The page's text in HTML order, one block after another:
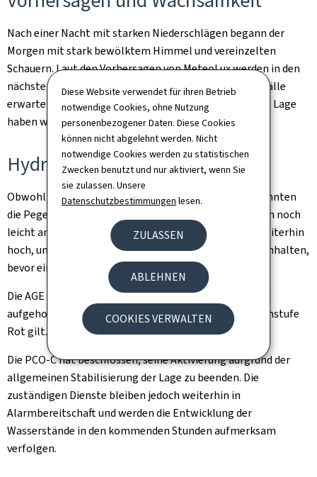
Diese Website verwendet für ihren Betrieb
notwendige Cookies, ohne Nutzung
personenbezogener Daten. Diese Cookies
können nicht abgelehnt werden. Nicht
notwendige Cookies werden zu statistischen
Zwecken benutzt und nur aktiviert, wenn Sie
sie zulassen. Unsere
Datenschutzbestimmungen lesen.
ZULASSEN
ABLEHNEN
COOKIES VERWALTEN
Nach einer Nacht mit starken Niederschlägen begann der
Morgen mit stark bewölktem Himmel und vereinzelten
Schauern. Laut den Vorhersagen von MeteoLux werden in den
nächsten Tagen nur schwache und vereinzelte Regenfälle
erwartet, die keine wesentlichen Auswirkungen auf die Lage
haben werden.
Hydrologische Überwachung
Obwohl sich die Wetterlage allmählich verbessert, könnten
die Pegelstände einiger Flüsse in den nächsten Stunden noch
leicht ansteigen. Die Wasserstände der Alzette sind weiterhin
hoch, und diese Situation dürfte noch einige Stunden anhalten,
bevor ein allmählicher Rückgang einsetzt.
Die AGE hat alle Warnungen für den Norden des Landes
aufgehoben, während für den Süden weiterhin die Warnstufe
Rot gilt.
Die PCO-C hat beschlossen, seine Aktivierung aufgrund der
allgemeinen Stabilisierung der Lage zu beenden. Die
zuständigen Dienste bleiben jedoch weiterhin in
Alarmbereitschaft und werden die Entwicklung der
Wasserstände in den kommenden Stunden aufmerksam
verfolgen.